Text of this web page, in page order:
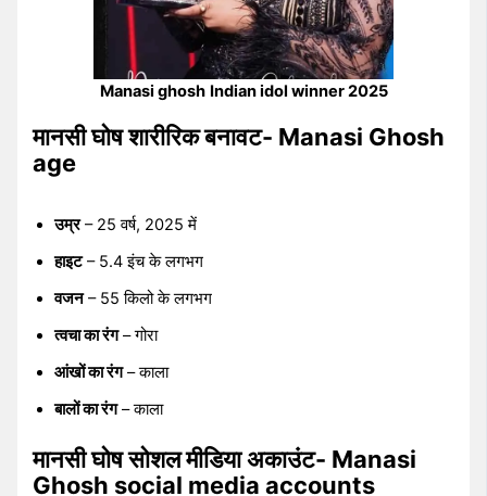
Manasi ghosh Indian idol winner 2025
मानसी घोष शारीरिक बनावट- Manasi Ghosh
age
उम्र– 25 वर्ष, 2025 में
हाइट– 5.4 इंच के लगभग
वजन– 55 किलो के लगभग
त्वचा का रंग– गोरा
आंखों का रंग– काला
बालों का रंग– काला
मानसी घोष सोशल मीडिया अकाउंट- Manasi
Ghosh social media accounts